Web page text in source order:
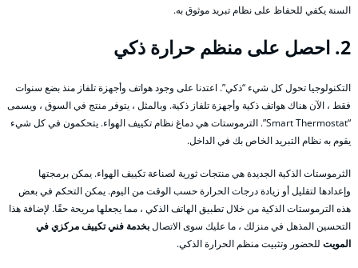
السنة يكفي للحفاظ على نظام تبريد موثوق به.
2. احصل على منظم حرارة ذكي
التكنولوجيا تحول كل شيء “ذكي”. اعتدنا على وجود هواتف وأجهزة تلفاز منذ بضع سنوات
فقط ، الآن هناك هواتف ذكية وأجهزة تلفاز ذكية. وبالمثل ، يتوفر منتج في السوق ، ويسمى
“Smart Thermostat”. الترموستات هي دماغ نظام تكييف الهواء. يتحكمون في كل شيء
يقوم به نظام التبريد الخاص بك في الداخل.
الثرموستات الذكية الجديدة هي منتجات ثورية لصناعة تكييف الهواء. يمكن برمجتها
وإعدادها لتقليل أو زيادة درجات الحرارة حسب الوقت من اليوم. يمكن التحكم في بعض
هذه الترموستات الذكية من خلال تطبيق الهاتف الذكي ، مما يجعلها مريحة حقًا. لإضافة هذا
التحسين المذهل في منزلك ، ما عليك سوى الاتصالبخدمة فني تكييف مركزي في
المويت للحضور وتثبيت منظم الحرارة الذكي.